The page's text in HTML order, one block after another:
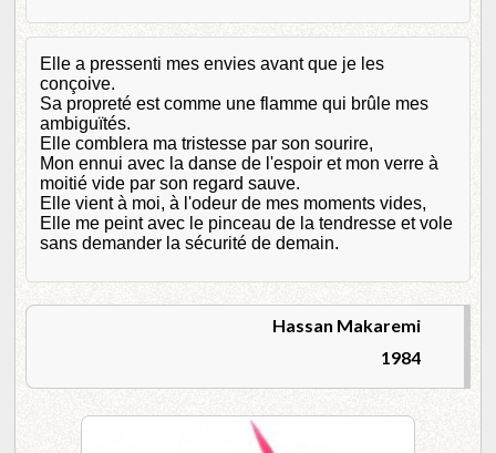
Elle a pressenti mes envies avant que je les
conçoive.
Sa propreté est comme une flamme qui brûle mes
ambiguïtés.
Elle comblera ma tristesse par son sourire,
Mon ennui avec la danse de l'espoir et mon verre à
moitié vide par son regard sauve.
Elle vient à moi, à l'odeur de mes moments vides,
Elle me peint avec le pinceau de la tendresse et vole
sans demander la sécurité de demain.
Hassan Makaremi
1984